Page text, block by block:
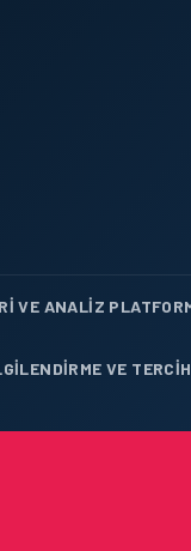
VE ANALIZ
VE